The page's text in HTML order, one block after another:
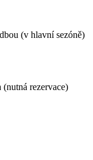
(v hlavní sezóně)
rezervace)